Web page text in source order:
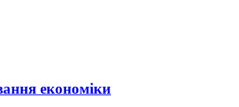
економіки